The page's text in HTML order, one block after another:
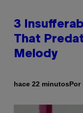
3
That
Melody
hace 22 minutosPor